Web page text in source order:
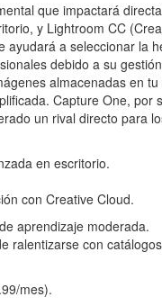
que impactará
y Lightroom CC
a seleccionar
debido a su
almacenadas en
Capture One,
un rival directo para
en escritorio.
con Creative Cloud.
aprendizaje moderada.
ralentizarse con catálogos
mes).